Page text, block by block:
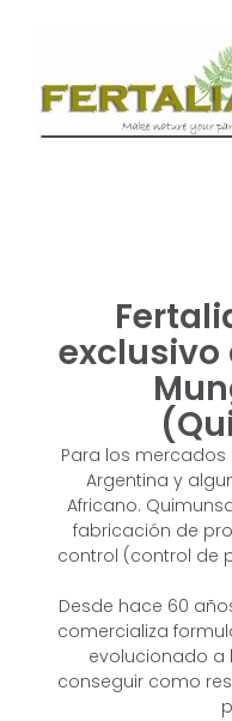
exclusivo
Para los mercados
Argentina y
Africano.
fabricación de
control (control de
Desde hace 60
comercializa
evolucionado a
conseguir como